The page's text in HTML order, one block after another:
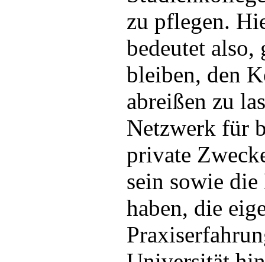
zu pflegen.
bedeutet
bleiben, den
abreißen zu
Netzwerk für
private
sein sowie
haben, die